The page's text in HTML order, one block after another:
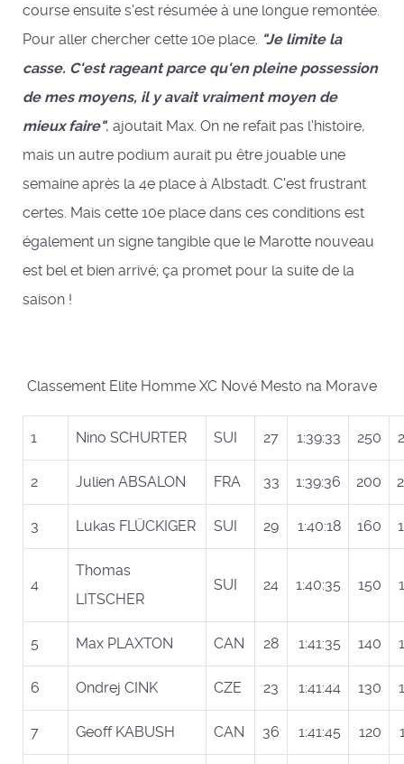
course ensuite s'est résumée à une longue remontée.
Pour aller chercher cette 10e place. "Je limite la
casse. C'est rageant parce qu'en pleine possession
de mes moyens, il y avait vraiment moyen de
mieux faire", ajoutait Max. On ne refait pas l'histoire,
mais un autre podium aurait pu être jouable une
semaine après la 4e place à Albstadt. C'est frustrant
certes. Mais cette 10e place dans ces conditions est
également un signe tangible que le Marotte nouveau
est bel et bien arrivé; ça promet pour la suite de la
saison !
Classement Elite Homme XC Nové Mesto na Morave
1 Nino SCHURTER SUI 27 1:39:33 250
2 Julien ABSALON FRA 33 1:39:36 200
3 Lukas FLÜCKIGER SUI 29 1:40:18 160
4
Thomas
LITSCHER
SUI 24 1:40:35 150
5 Max PLAXTON CAN 28 1:41:35 140
6 Ondrej CINK CZE 23 1:41:44 130
7 Geoff KABUSH CAN 36 1:41:45 120